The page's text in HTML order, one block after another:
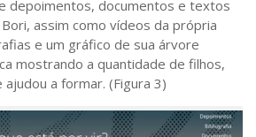
depoimentos, documentos e textos
assim como vídeos da própria
e um gráfico de sua árvore
mostrando a quantidade de filhos,
a formar. (Figura 3)